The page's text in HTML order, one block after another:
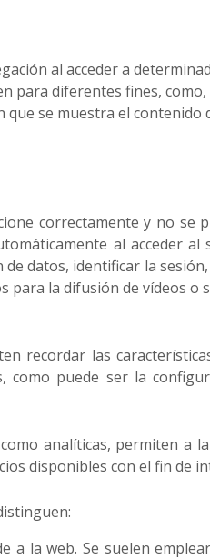
al acceder a
para diferentes fines,
se muestra el contenido
correctamente y no se
al acceder
datos, identificar la
la difusión de vídeos
recordar las
puede ser la
analíticas, permiten a
disponibles con el fin de
a la web. Se suelen